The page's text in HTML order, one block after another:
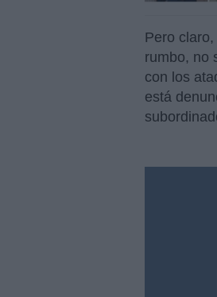
Pero
rumbo, no
con los
está